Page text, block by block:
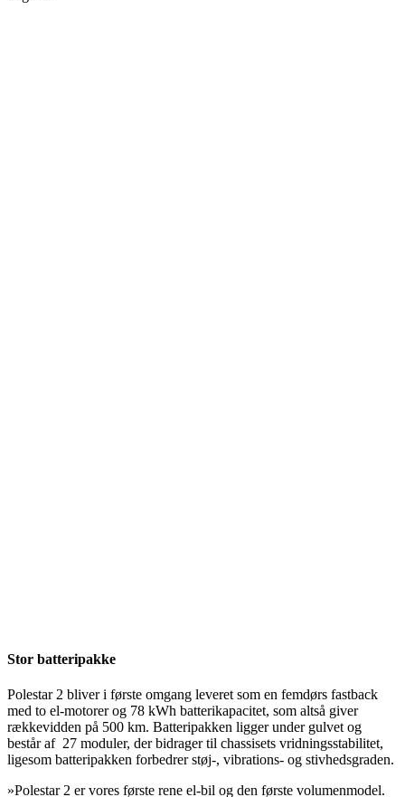
Stor batteripakke
Polestar 2 bliver i første omgang leveret som en femdørs fastback
med to el-motorer og 78 kWh batterikapacitet, som altså giver
rækkevidden på 500 km. Batteripakken ligger under gulvet og
består af 27 moduler, der bidrager til chassisets vridningsstabilitet,
ligesom batteripakken forbedrer støj-, vibrations- og stivhedsgraden.
»Polestar 2 er vores første rene el-bil og den første volumenmodel.